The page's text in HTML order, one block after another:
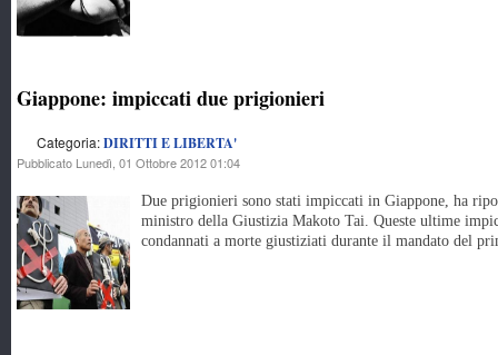
Giappone: impiccati due prigionieri
Categoria:DIRITTI E LIBERTA'
Pubblicato Lunedì, 01 Ottobre 2012 01:04
Due prigionieri sono stati impiccati in Giappone, ha
ministro della Giustizia Makoto Tai. Queste ultime
condannati a morte giustiziati durante il mandato del